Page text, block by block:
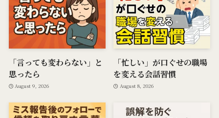
「言っても変わらない」と
思ったら
August 9, 2026
「忙しい」が口ぐせの職場
を変える会話習慣
August 8, 2026